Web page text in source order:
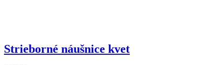
Strieborné náušnice kvet